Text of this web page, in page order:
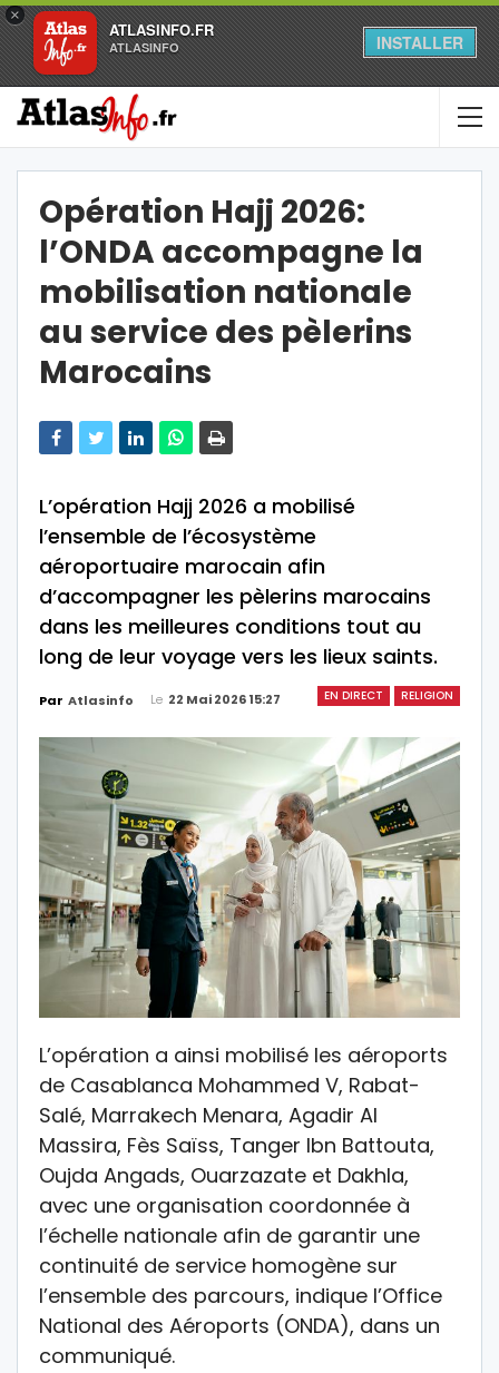
×
ATLASINFO.FR
ATLASINFO INSTALLER
Opération Hajj 2026:
l’ONDA accompagne la
mobilisation nationale
au service des pèlerins
Marocains
L’opération Hajj 2026 a mobilisé
l’ensemble de l’écosystème
aéroportuaire marocain afin
d’accompagner les pèlerins marocains
dans les meilleures conditions tout au
long de leur voyage vers les lieux saints.
EN DIRECT RELIGION
Par Atlasinfo Le 22 Mai 2026 15:27
L’opération a ainsi mobilisé les aéroports
de Casablanca Mohammed V, Rabat-
Salé, Marrakech Menara, Agadir Al
Massira, Fès Saïss, Tanger Ibn Battouta,
Oujda Angads, Ouarzazate et Dakhla,
avec une organisation coordonnée à
l’échelle nationale afin de garantir une
continuité de service homogène sur
l’ensemble des parcours, indique l’Office
National des Aéroports (ONDA), dans un
communiqué.